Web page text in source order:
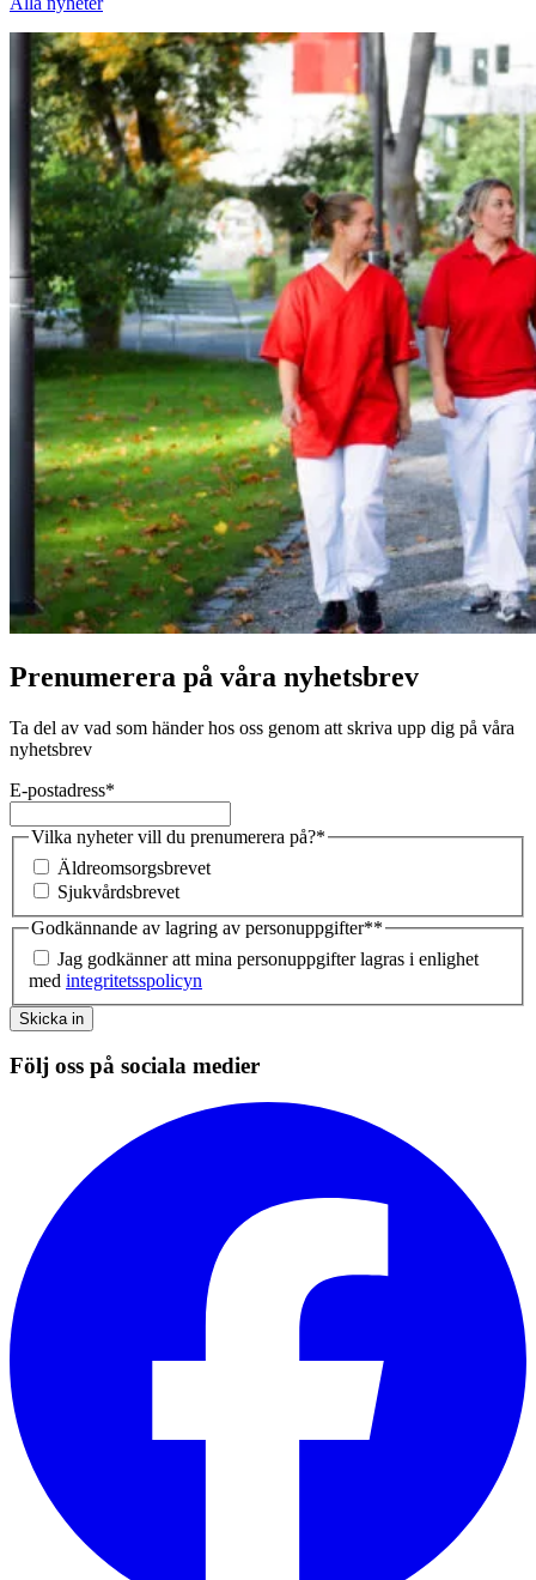
Prenumerera på våra nyhetsbrev
Ta del av vad som händer hos oss genom att skriva upp dig på våra
nyhetsbrev
E-postadress*
Vilka nyheter vill du prenumerera på?*
Äldreomsorgsbrevet
Sjukvårdsbrevet
Godkännande av lagring av personuppgifter**
Jag godkänner att mina personuppgifter lagras i enlighet
med integritetsspolicyn
Skicka in
Följ oss på sociala medier